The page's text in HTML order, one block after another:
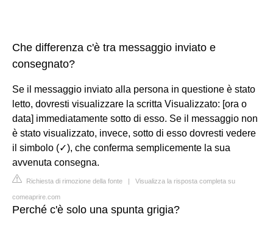
Che differenza c'è tra messaggio inviato e
consegnato?
Se il messaggio inviato alla persona in questione è stato
letto, dovresti visualizzare la scritta Visualizzato: [ora o
data] immediatamente sotto di esso. Se il messaggio non
è stato visualizzato, invece, sotto di esso dovresti vedere
il simbolo (✓), che conferma semplicemente la sua
avvenuta consegna.
Richiesta di rimozione della fonte | Visualizza la risposta completa su
comeaprire.com
Perché c'è solo una spunta grigia?